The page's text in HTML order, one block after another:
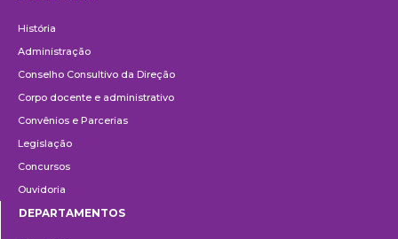
História
Administração
Conselho Consultivo da Direção
Corpo docente e administrativo
Convênios e Parcerias
Legislação
Concursos
Ouvidoria
DEPARTAMENTOS